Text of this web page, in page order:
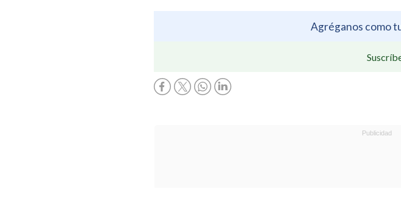
Agréganos como